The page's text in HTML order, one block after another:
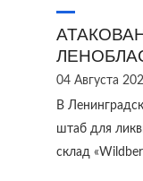
АТАКОВАН
04 Августа
В
штаб для
склад